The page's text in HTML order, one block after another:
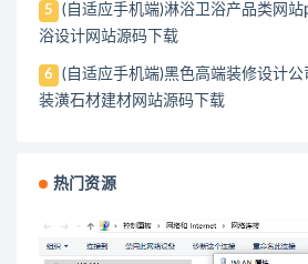
5
(自适应手机端)淋浴卫浴产品类网
浴设计网站源码下载
6
(自适应手机端)黑色高端装修设计
装潢石材建材网站源码下载
热门资源